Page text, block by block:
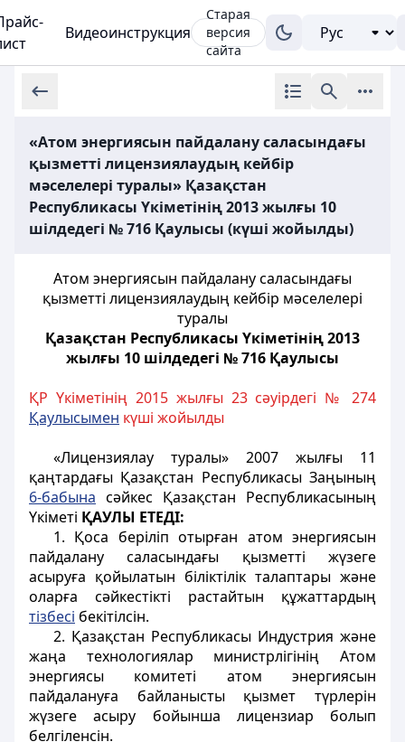
Видеоинструкция
Старая
версия
сайта
«Атом энергиясын пайдалану саласындағы
қызметті лицензиялаудың кейбір
мәселелері туралы» Қазақстан
Республикасы Үкіметінің 2013 жылғы 10
шілдедегі № 716 Қаулысы (күші жойылды)
Атом энергиясын пайдалану саласындағы
қызметті лицензиялаудың кейбір мәселелері
туралы
Қазақстан Республикасы Үкіметінің 2013
жылғы 10 шілдедегі № 716 Қаулысы
ҚР Үкіметінің 2015 жылғы 23 сәуірдегі № 274
Қаулысымен күші жойылды
«Лицензиялау туралы» 2007 жылғы 11
қаңтардағы Қазақстан Республикасы Заңының
6-бабына сәйкес Қазақстан Республикасының
Үкіметі ҚАУЛЫ ЕТЕДІ:
1. Қоса беріліп отырған атом энергиясын
пайдалану саласындағы қызметті жүзеге
асыруға қойылатын біліктілік талаптары және
оларға сәйкестікті растайтын құжаттардың
тізбесі бекітілсін.
2. Қазақстан Республикасы Индустрия және
жаңа технологиялар министрлігінің Атом
энергиясы комитеті атом энергиясын
пайдалануға байланысты қызмет түрлерін
жүзеге асыру бойынша лицензиар болып
белгіленсін.